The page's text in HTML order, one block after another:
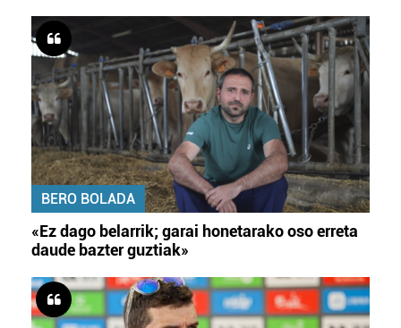
BERO BOLADA
«Ez dago belarrik; garai honetarako oso erreta
daude bazter guztiak»